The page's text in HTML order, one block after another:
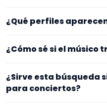
¿Qué perfiles
EncuentraMúsico. La
¿Cómo sé si el músico
necesitas
¿Sirve esta búsqueda
para conciertos?